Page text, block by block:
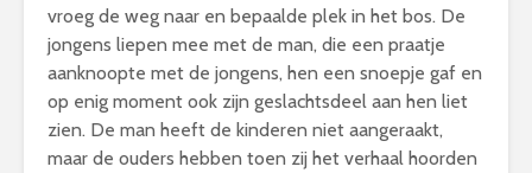
vroeg de weg naar en bepaalde plek in het bos. De
jongens liepen mee met de man, die een praatje
aanknoopte met de jongens, hen een snoepje gaf en
op enig moment ook zijn geslachtsdeel aan hen liet
zien. De man heeft de kinderen niet aangeraakt,
maar de ouders hebben toen zij het verhaal hoorden